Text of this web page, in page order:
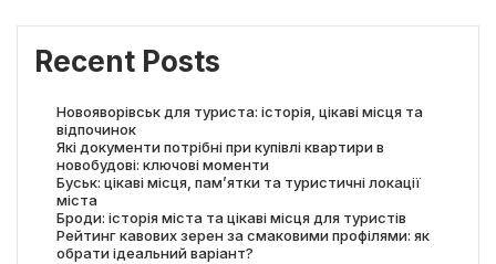
Recent Posts
Новояворівськ для туриста: історія, цікаві місця та
відпочинок
Які документи потрібні при купівлі квартири в
новобудові: ключові моменти
Буськ: цікаві місця, пам’ятки та туристичні локації
міста
Броди: історія міста та цікаві місця для туристів
Рейтинг кавових зерен за смаковими профілями: як
обрати ідеальний варіант?